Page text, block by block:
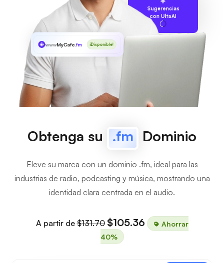
Sugerencias
con UltaAI
wwwMyCafe.fm ¡Disponible!
Obtenga su .fm Dominio
Eleve su marca con un dominio .fm, ideal para las
industrias de radio, podcasting y música, mostrando una
identidad clara centrada en el audio.
A partir de$131.70 $105.36
Ahorrar
40%